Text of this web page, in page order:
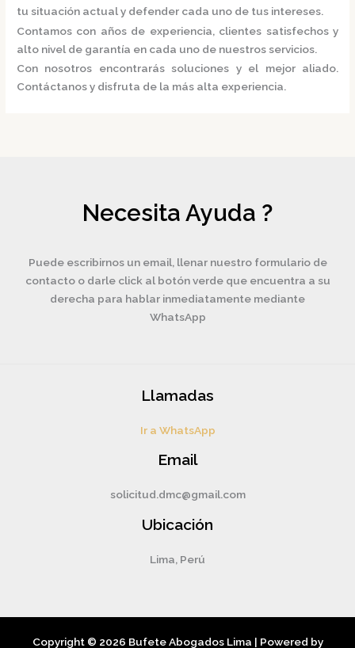
tu situación actual y defender cada uno de tus intereses.
Contamos con años de experiencia, clientes satisfechos y
alto nivel de garantía en cada uno de nuestros servicios.
Con nosotros encontrarás soluciones y el mejor aliado.
Contáctanos y disfruta de la más alta experiencia.
Necesita Ayuda ?
Puede escribirnos un email, llenar nuestro formulario de
contacto o darle click al botón verde que encuentra a su
derecha para hablar inmediatamente mediante
WhatsApp
Llamadas
Ir a WhatsApp
Email
solicitud.dmc@gmail.com
Ubicación
Lima, Perú
Copyright © 2026 Bufete Abogados Lima | Powered by